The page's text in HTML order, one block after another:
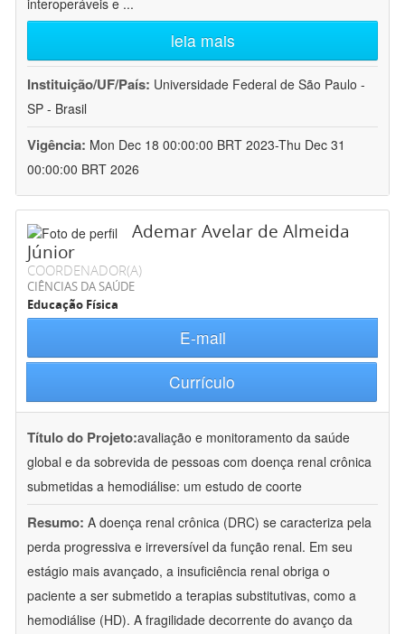
interoperáveis e ...
leia mais
Instituição/UF/País: Universidade Federal de São Paulo -
SP - Brasil
Vigência: Mon Dec 18 00:00:00 BRT 2023-Thu Dec 31
00:00:00 BRT 2026
Ademar Avelar de Almeida
Júnior
COORDENADOR(A)
CIÊNCIAS DA SAÚDE
Educação Física
E-mail
Currículo
Título do Projeto:avaliação e monitoramento da saúde
global e da sobrevida de pessoas com doença renal crônica
submetidas a hemodiálise: um estudo de coorte
Resumo: A doença renal crônica (DRC) se caracteriza pela
perda progressiva e irreversível da função renal. Em seu
estágio mais avançado, a insuficiência renal obriga o
paciente a ser submetido a terapias substitutivas, como a
hemodiálise (HD). A fragilidade decorrente do avanço da